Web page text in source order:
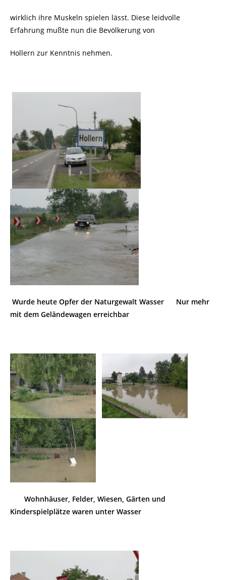
wirklich ihre Muskeln spielen lässt. Diese leidvolle
Erfahrung mußte nun die Bevölkerung von
Hollern zur Kenntnis nehmen.
Wurde heute Opfer der Naturgewalt Wasser Nur mehr
mit dem Geländewagen erreichbar
Wohnhäuser, Felder, Wiesen, Gärten und
Kinderspielplätze waren unter Wasser